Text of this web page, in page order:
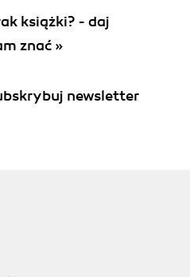
związane z
książki? - daj
znać »
newsletter